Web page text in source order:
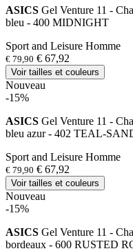
ASICS Gel Venture 11 -
bleu - 400 MIDNIGHT
Sport and Leisure Homme
€ 79,90 € 67,92
Voir tailles et couleurs
Nouveau
-15%
ASICS Gel Venture 11 -
bleu azur - 402 TEAL-
Sport and Leisure Homme
€ 79,90 € 67,92
Voir tailles et couleurs
Nouveau
-15%
ASICS Gel Venture 11 -
bordeaux - 600 RUSTED